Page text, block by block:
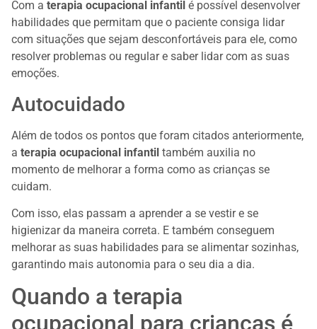
Com a terapia ocupacional infantil é possível desenvolver
habilidades que permitam que o paciente consiga lidar
com situações que sejam desconfortáveis para ele, como
resolver problemas ou regular e saber lidar com as suas
emoções.
Autocuidado
Além de todos os pontos que foram citados anteriormente,
a terapia ocupacional infantil também auxilia no
momento de melhorar a forma como as crianças se
cuidam.
Com isso, elas passam a aprender a se vestir e se
higienizar da maneira correta. E também conseguem
melhorar as suas habilidades para se alimentar sozinhas,
garantindo mais autonomia para o seu dia a dia.
Quando a terapia
ocupacional para crianças é